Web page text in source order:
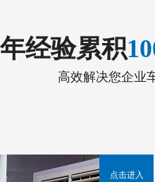
经验累积
高效解决您企业
点击进入